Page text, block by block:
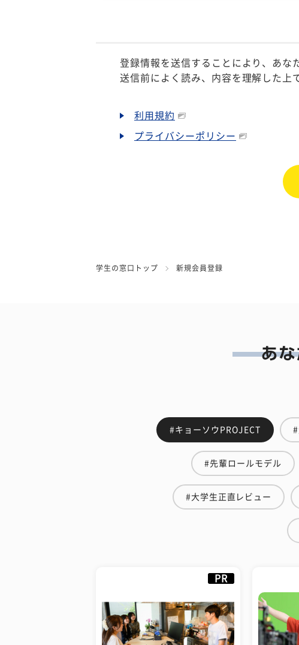
登録情報を送信することにより、あな
送信前によく読み、内容を理解した上
利用規約
プライバシーポリシー
学生の窓口トップ 新規会員登録
#キョーソウPROJECT
#先輩ロールモデル
#大学生正直レビュー
PR